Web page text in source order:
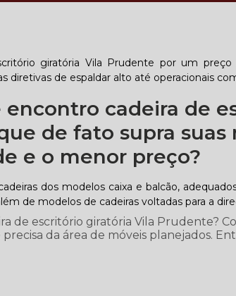
giratória Vila Prudente por um preço
diretivas de espaldar alto até operacionais
cadeira de
de fato supra suas
e o menor preço?
dos modelos caixa e balcão,
de modelos de cadeiras voltadas para a
escritório giratória Vila Prudente?
da área de móveis planejados.